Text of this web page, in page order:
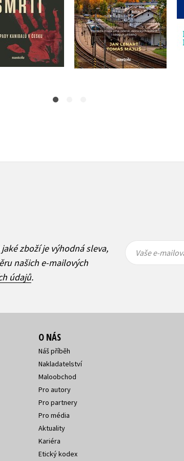
Do košíku
469 Kč
375 Kč
Do košíku
449 Kč
359 Kč
zboží je výhodná sleva,
našich e-mailových
údajů.
mailová
mailová
Vaše e-
O NÁS
Náš příběh
Nakladatelství
Maloobchod
Pro autory
Pro partnery
Pro média
Aktuality
Kariéra
Etický kodex